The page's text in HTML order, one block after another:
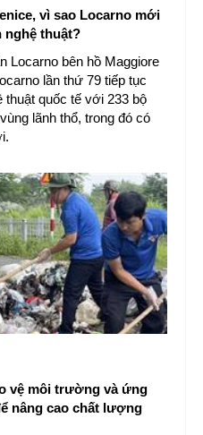
vì sao Locarno mới
nghệ thuật?
Locarno bên hồ Maggiore
lần thứ 79 tiếp tục
thuật quốc tế với 233 bộ
lãnh thổ, trong đó có
vệ môi trường và ứng
nâng cao chất lượng